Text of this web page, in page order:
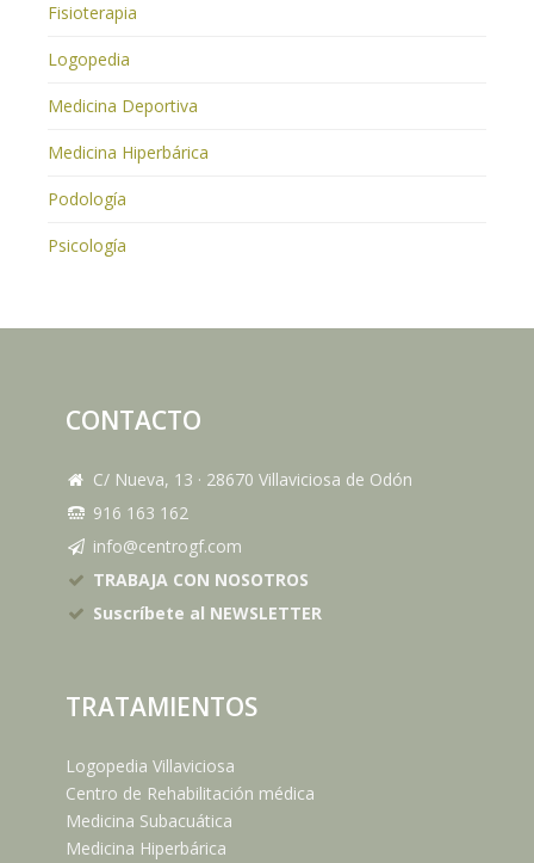
Fisioterapia
Logopedia
Medicina Deportiva
Medicina Hiperbárica
Podología
Psicología
CONTACTO
C/ Nueva, 13 · 28670 Villaviciosa de Odón
916 163 162
info@centrogf.com
TRABAJA CON NOSOTROS
Suscríbete al NEWSLETTER
TRATAMIENTOS
Logopedia Villaviciosa
Centro de Rehabilitación médica
Medicina Subacuática
Medicina Hiperbárica